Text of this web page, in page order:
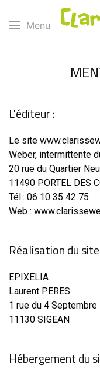
Menu
L'éditeur :
Le site
Weber, intermittente
20 rue du Quartier
11490 PORTEL DES
Tél.: 06 10 35 42 75
Web :
Réalisation du
EPIXELIA
Laurent PERES
1 rue du 4 Septembre
11130 SIGEAN
Hébergement du